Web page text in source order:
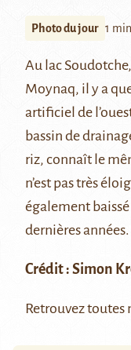
Photo du jour 1
Au lac
Moynaq, il y a
artificiel de
bassin de
riz, connaît le
n’est pas très
également
dernières années.
Crédit : Simon
Retrouvez toutes